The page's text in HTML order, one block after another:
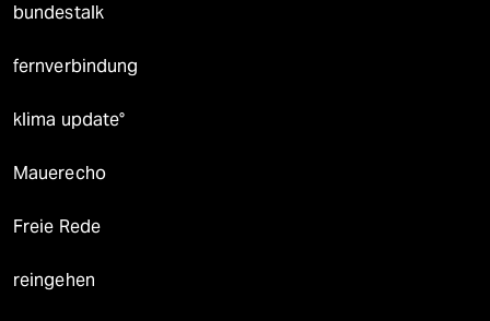
bundestalk
fernverbindung
klima update°
Mauerecho
Freie Rede
reingehen